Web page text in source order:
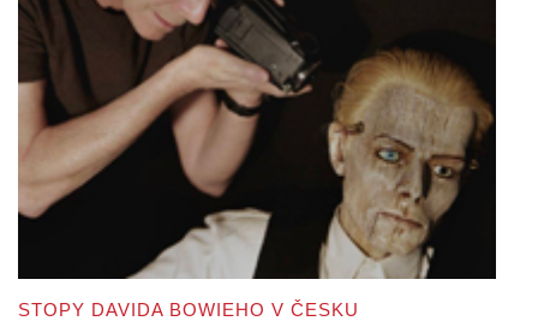
STOPY DAVIDA BOWIEHO V ČESKU